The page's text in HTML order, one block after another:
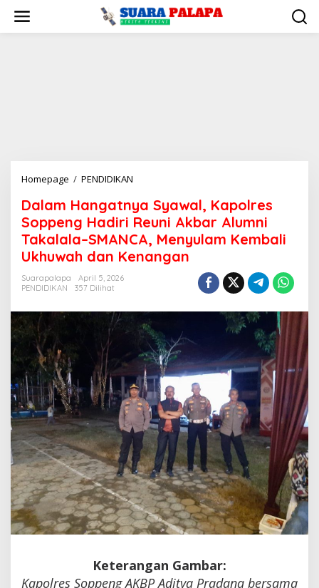
konten
Homepage / PENDIDIKAN
Syawal,
Kapolres
Soppeng
Hadiri
Reuni
SMANCA,
Menyulam
Kembali
Ukhuwah
dan
Kenangan
Dalam Hangatnya Syawal, Kapolres
Soppeng Hadiri Reuni Akbar Alumni
Takalala–SMANCA, Menyulam Kembali
Ukhuwah dan Kenangan
Suarapalapa
April 5, 2026
PENDIDIKAN
357 Dilihat
Keterangan Gambar:
Kapolres Soppeng AKBP Aditya Pradana bersama